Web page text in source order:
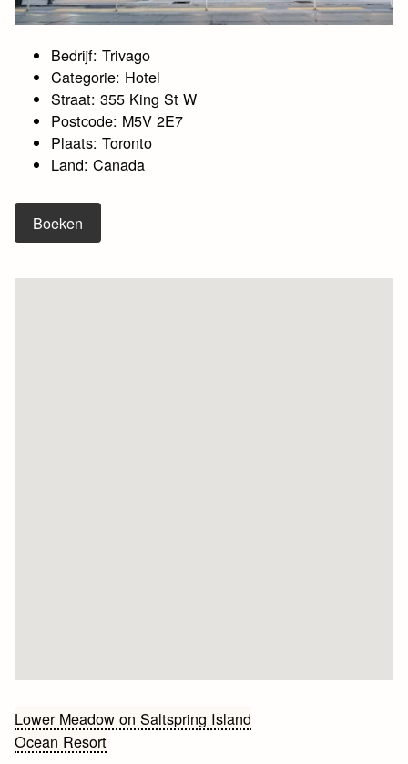
Bedrijf: Trivago
Categorie: Hotel
Straat: 355 King St W
Postcode: M5V 2E7
Plaats: Toronto
Land: Canada
Boeken
Bericht
navigatie
Lower Meadow on Saltspring Island
Ocean Resort